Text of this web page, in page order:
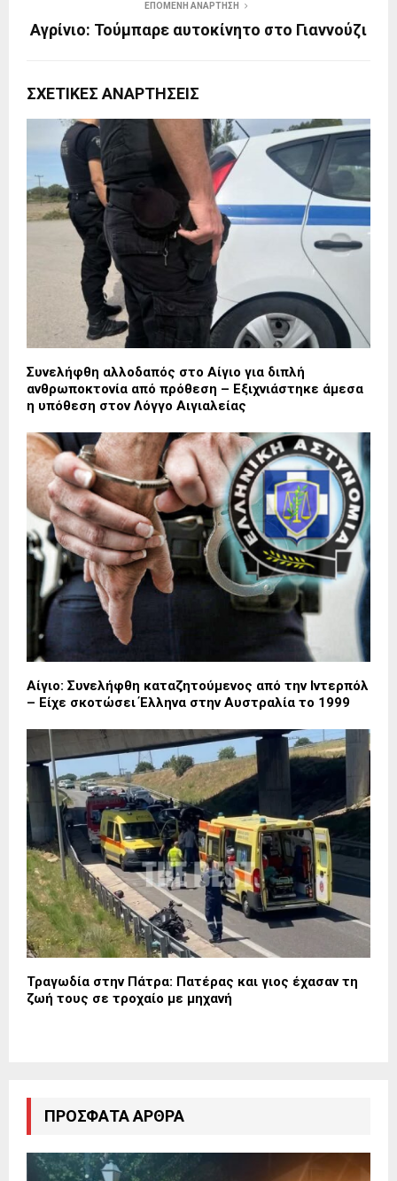
ΕΠΌΜΕΝΗ ΑΝΆΡΤΗΣΗ
Αγρίνιο: Τούμπαρε αυτοκίνητο στο Γιαννούζι
ΣΧΕΤΙΚΈΣ ΑΝΑΡΤΉΣΕΙΣ
Συνελήφθη αλλοδαπός στο Αίγιο για διπλή
ανθρωποκτονία από πρόθεση – Εξιχνιάστηκε άμεσα
η υπόθεση στον Λόγγο Αιγιαλείας
Αίγιο: Συνελήφθη καταζητούμενος από την Ιντερπόλ
– Είχε σκοτώσει Έλληνα στην Αυστραλία το 1999
Τραγωδία στην Πάτρα: Πατέρας και γιος έχασαν τη
ζωή τους σε τροχαίο με μηχανή
ΠΡΌΣΦΑΤΑ ΆΡΘΡΑ